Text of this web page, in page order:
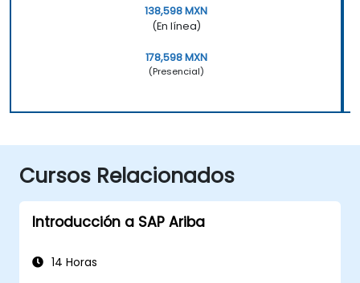
138,598 MXN
(En línea)
178,598 MXN
(Presencial)
Cursos Relacionados
Introducción a SAP Ariba
14 Horas